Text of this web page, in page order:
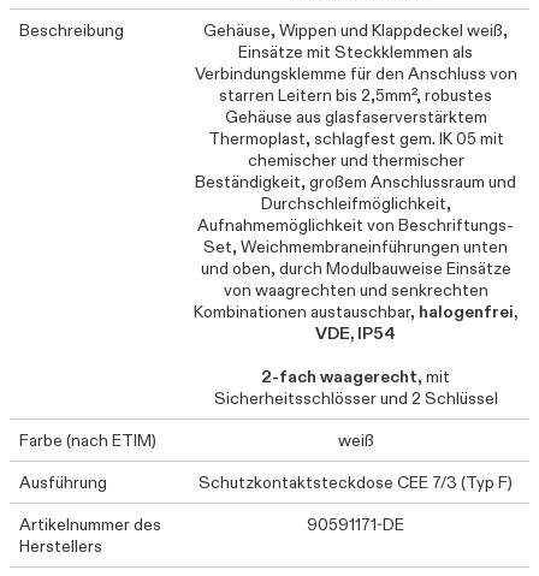
Beschreibung
Gehäuse, Wippen und Klappdeckel weiß,
Einsätze mit Steckklemmen als
Verbindungsklemme für den Anschluss von
starren Leitern bis 2,5mm², robustes
Gehäuse aus glasfaserverstärktem
Thermoplast, schlagfest gem. IK 05 mit
chemischer und thermischer
Beständigkeit, großem Anschlussraum und
Durchschleifmöglichkeit,
Aufnahmemöglichkeit von Beschriftungs-
Set, Weichmembraneinführungen unten
und oben, durch Modulbauweise Einsätze
von waagrechten und senkrechten
Kombinationen austauschbar, halogenfrei,
VDE, IP54
2-fach waagerecht, mit
Sicherheitsschlösser und 2 Schlüssel
Farbe (nach ETIM)
weiß
Ausführung
Schutzkontaktsteckdose CEE 7/3 (Typ F)
Artikelnummer des
Herstellers
90591171-DE